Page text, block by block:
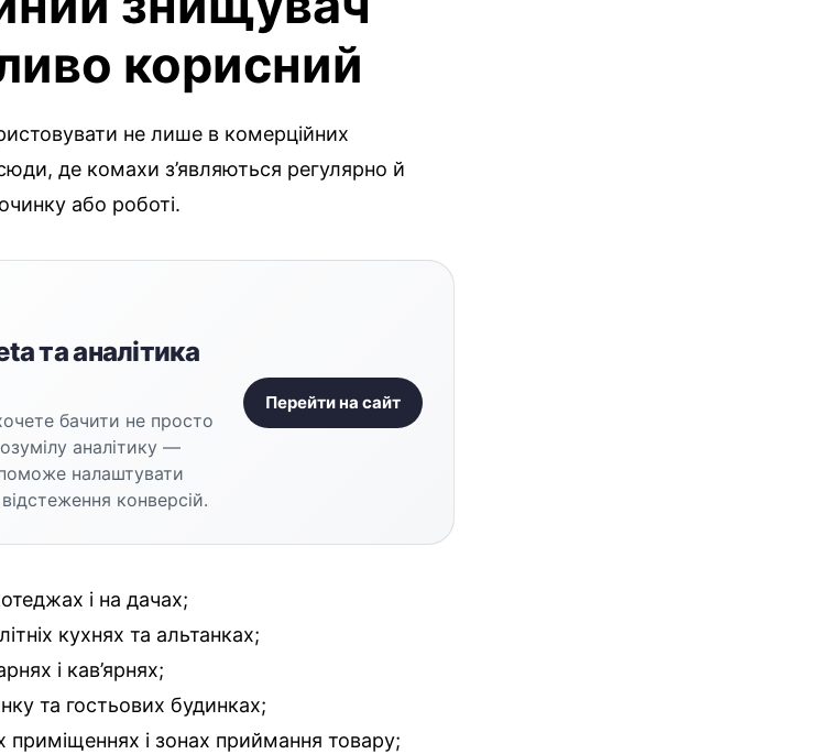
корисний
не лише в комерційних
де комахи з’являються регулярно й
або роботі.
та аналітика
бачити не просто
аналітику —
налаштувати
конверсій.
Перейти на сайт
і на дачах;
кухнях та альтанках;
і кав’ярнях;
та гостьових будинках;
приміщеннях і зонах приймання товару;